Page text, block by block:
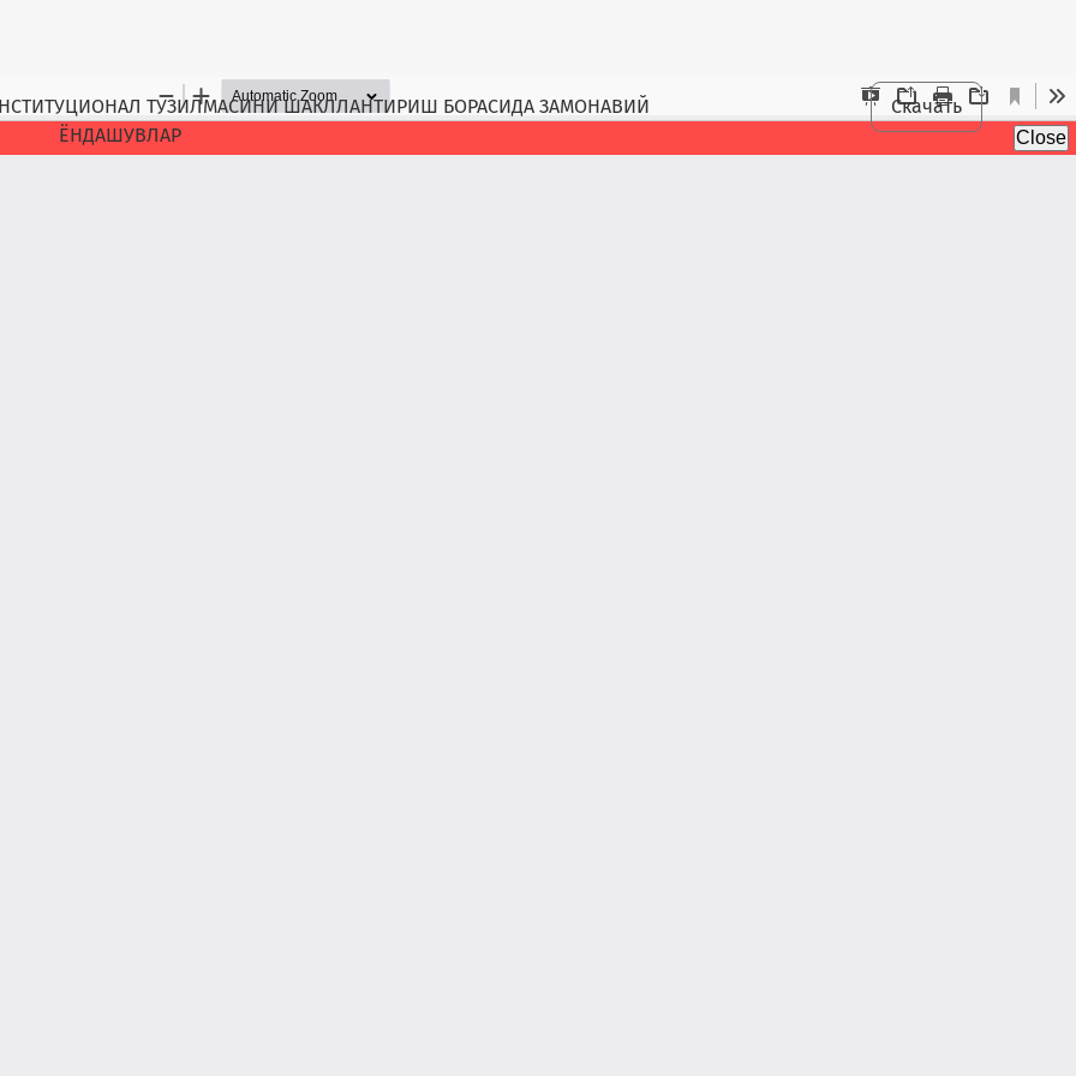
ТУЗИЛМАСИНИ ШАКЛЛАНТИРИШ БОРАСИДА ЗАМОНАВИЙ
ЁНДАШУВЛАР
Скачать